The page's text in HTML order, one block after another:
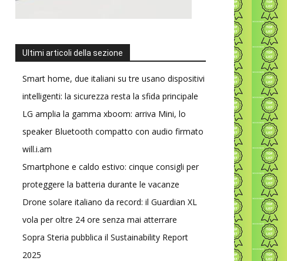
Ultimi articoli della sezione
Smart home, due italiani su tre usano dispositivi
intelligenti: la sicurezza resta la sfida principale
LG amplia la gamma xboom: arriva Mini, lo
speaker Bluetooth compatto con audio firmato
will.i.am
Smartphone e caldo estivo: cinque consigli per
proteggere la batteria durante le vacanze
Drone solare italiano da record: il Guardian XL
vola per oltre 24 ore senza mai atterrare
Sopra Steria pubblica il Sustainability Report
2025